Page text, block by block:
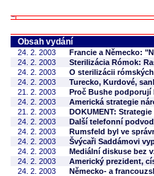
Obsah vydání
24. 2. 2003
Francie a Německo:
24. 2. 2003
Sterilizácia Rómok:
24. 2. 2003
O sterilizácii
24. 2. 2003
Turecko, Kurdové,
21. 2. 2003
Proč Bushe podporují
24. 2. 2003
Americká strategie
21. 2. 2003
DOKUMENT:
24. 2. 2003
Další telefonní
24. 2. 2003
Rumsfeld byl ve
24. 2. 2003
Švýcaři Saddámovi
24. 2. 2003
Mediální diskuse bez
24. 2. 2003
Americký prezident,
24. 2. 2003
Německo- a